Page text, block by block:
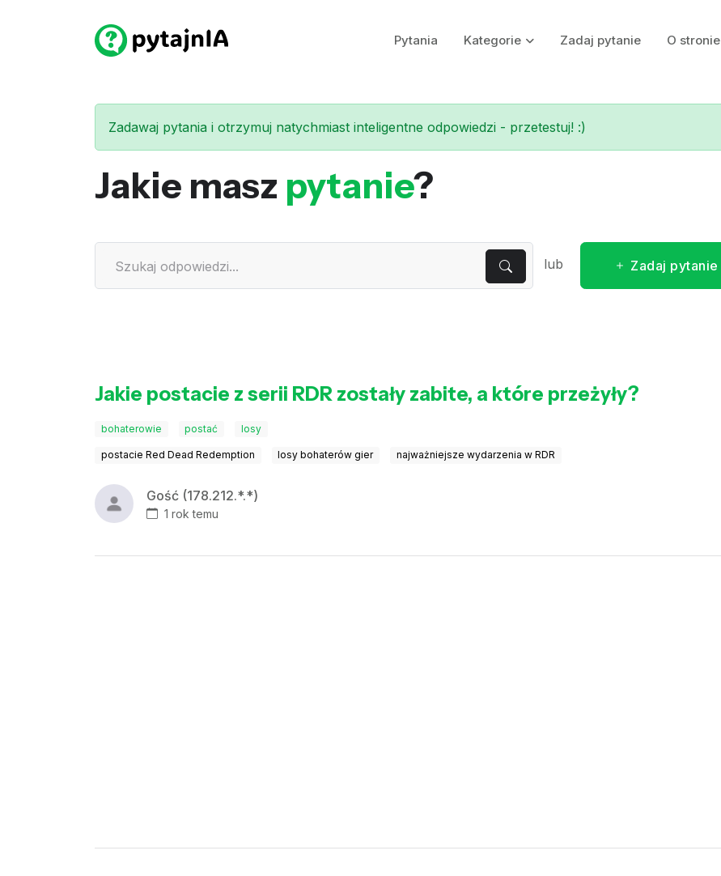
Pytania Kategorie Zadaj pytanie O stronie
Zadawaj pytania i otrzymuj natychmiast inteligentne odpowiedzi - przetestuj! :)
Jakie masz pytanie?
lub Zadaj pytanie
Jakie postacie z serii RDR zostały zabite, a które przeżyły?
bohaterowie postać losy
postacie Red Dead Redemption losy bohaterów gier najważniejsze wydarzenia w RDR
Gość (178.212.*.*)
1 rok temu